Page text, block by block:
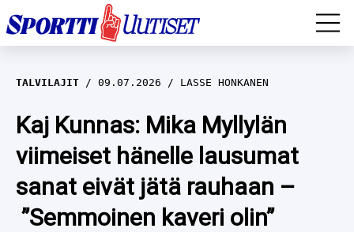
EM-YLEISURHEILU
JÄÄKIEKKO
YLEISURHEILU
WILMA HELTELÄ
TALVILAJIT
TALVILAJIT 09.07.2026 LASSE HONKANEN
Kaj Kunnas: Mika Myllylän
viimeiset hänelle lausumat
sanat eivät jätä rauhaan –
”Semmoinen kaveri olin”